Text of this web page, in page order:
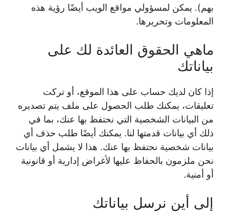
بهم). يمكن لمسؤولي مواقع الويب أيضًا رؤية هذه
المعلومات وتحريرها.
ماهي الحقوق العائدة لك على
بياناتك
إذا كان لديك حساب على هذا الموقع، أو تركت
تعليقات، يمكنك طلب الحصول على ملف يتم تصديره
من البيانات الشخصية التي نحتفظ بها عنك، بما في
ذلك أي بيانات قدمتها لنا. يمكنك أيضًا طلب حذف أي
بيانات شخصية نحتفظ بها عنك. هذا لا يشمل أي بيانات
نحن ملزمون بالحفاظ عليها لأغراض إدارية أو قانونية
أو أمنية.
إلى أين نرسل بياناتك